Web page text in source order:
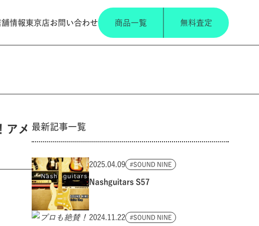
舗情報東京店お問い合わせ 商品一覧 無料査定
アメ 最新記事一覧
2025.04.09 SOUND NINE
Nashguitars S57
2024.11.22 SOUND NINE